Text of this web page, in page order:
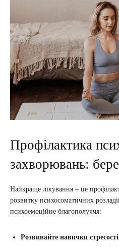
Профілактика
захворювань:
Найкраще лікування – це
розвитку психосоматичних
психоемоційне благополуччя:
Розвивайте навички